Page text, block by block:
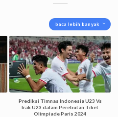
baca lebih banyak
Prediksi Timnas Indonesia U23 Vs
Irak U23 dalam Perebutan Tiket
Olimpiade Paris 2024